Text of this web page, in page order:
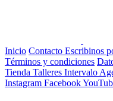
Inicio Contacto Escribinos
Términos y condiciones
Tienda Talleres Intervalo
Instagram Facebook